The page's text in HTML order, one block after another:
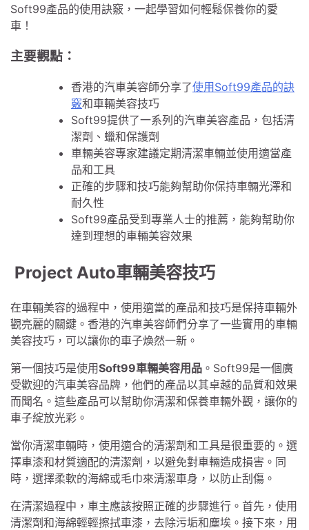
Soft99產品的使用訣竅，一起學習如何輕鬆保養你的愛
車！
主要觀點：
香港的汽車美容師分享了使用Soft99產品的訣
竅和車輛美容技巧
Soft99提供了一系列的汽車美容產品，包括清
潔劑、蠟和保護劑
車輛美容專家建議定期清潔車輛並使用適當產
品和工具
正確的步驟和技巧能夠幫助你保持車輛光澤和
耐久性
Soft99產品受到專業人士的推薦，能夠幫助你
達到理想的車輛美容效果
Project Auto車輛美容技巧
在車輛美容的過程中，使用適當的產品和技巧是保持車輛外
觀亮麗的關鍵。香港的汽車美容師們分享了一些實用的車輛
美容技巧，可以讓你的車子煥然一新。
第一個技巧是使用Soft99車輛美容用品 。Soft99是一個廣
受歡迎的汽車美容品牌，他們的產品以其卓越的品質和效果
而聞名。這些產品可以幫助你清潔和保養車輛外觀，讓你的
車子綻放光彩。
當你清潔車輛時，使用適合的清潔劑和工具是很重要的。選
擇車漆和材質適配的清潔劑，以避免對車輛造成損害。同
時，選擇柔軟的海綿或毛巾來清潔車身，以防止刮傷。
在清潔過程中，車主應該按照正確的步驟進行。首先，使用
清潔劑和海綿輕輕擦拭車漆，去除污垢和塵埃。接下來，用